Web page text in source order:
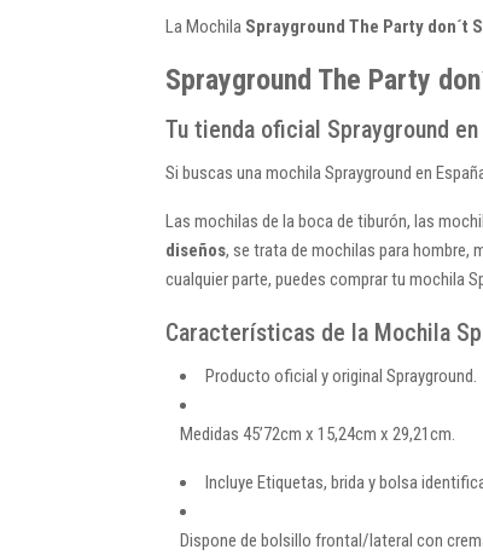
La Mochila Sprayground The Party don´t
Sprayground The Party
Tu tienda oficial Sprayground en
Si buscas una mochila Sprayground en
Las mochilas de la boca de tiburón, las
diseños, se trata de mochilas para hombre,
cualquier parte, puedes comprar tu mochila
Características de la Mochila
Producto oficial y original Sprayground.
Medidas 45’72cm x 15,24cm x 29,21cm.
Incluye Etiquetas, brida y bolsa
Dispone de bolsillo frontal/lateral con